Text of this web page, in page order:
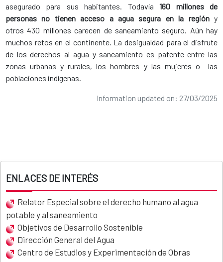
asegurado para sus habitantes. Todavía 160 millones de
personas no tienen acceso a agua segura en la regióny
otros 430 millones carecen de saneamiento seguro. Aún hay
muchos retos en el continente. La desigualdad para el disfrute
de los derechos al agua y saneamiento es patente entre las
zonas urbanas y rurales, los hombres y las mujeres o las
poblaciones indígenas.
Information updated on: 27/03/2025
ENLACES DE INTERÉS
Relator Especial sobre el derecho humano al agua
potable y al saneamiento
Objetivos de Desarrollo Sostenible
Dirección General del Agua
Centro de Estudios y Experimentación de Obras